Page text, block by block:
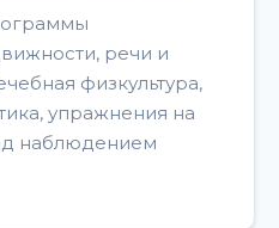
речи и
физкультура,
упражнения на
наблюдением